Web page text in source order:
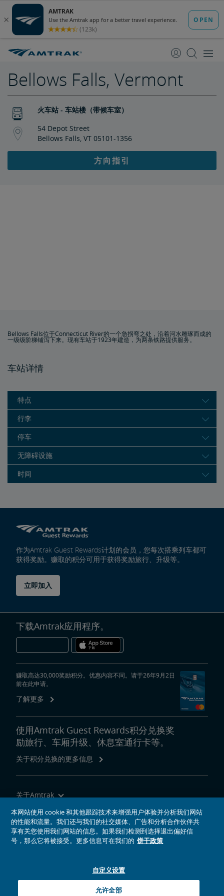
至
至
Bellows Falls, Vermont
火车站 - 车站楼（带候车室）
54 Depot Street
Bellows Falls, VT 05101-1356
方向指引
Bellows Falls位于Connecticut River的一个急拐弯之处，沿着河水雕琢而成的
一级级阶梯铺泻下来。现有车站于1923年建造，为两条铁路提供服务。
车站详情
特点
行李
停车
无障碍设施
时间
作为Amtrak Guest Rewards计划的会员，您每次搭乘列车都可
获得奖励。赚取的积分可用于获得奖励旅行、升级等。
立即加入
下载Amtrak应用程序。
赚取高达30,000奖励积分。优惠内容不同。请于26年9月2日
前在此申请。
了解更多
使用Amtrak Guest Rewards积分兑换奖
励旅行、车厢升级、休息室通行卡等。
关于积分兑换的更多信息
关于Amtrak
乘坐Amtrak列车旅行
网站工具
Amtrak的Facebook主页将在新窗口中打开
Amtrak的Twitter主页将在新窗口中打开
Amtrak的Instagram主页将在新窗口中打开
Amtrak的Linkedin主页将在新窗口中打开
Amtrak的YouTube主页将在新窗口中打开
Pinterest将在新窗口中打开
本网站使用 cookie 和其他跟踪技术来增强用户体验并分析我们网站
的性能和流量。我们还与我们的社交媒体、广告和分析合作伙伴共
享有关您使用我们网站的信息。如果我们检测到选择退出偏好信
号，那么它将被接受。更多信息可在我们的 饼干政策
自定义设置
允许全部